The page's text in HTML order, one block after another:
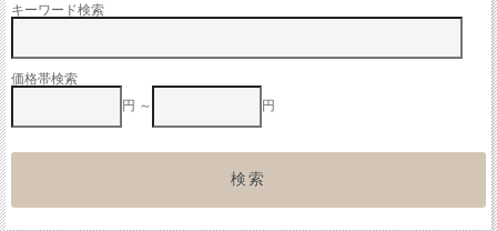
キーワード検索
価格帯検索
円 ～
円